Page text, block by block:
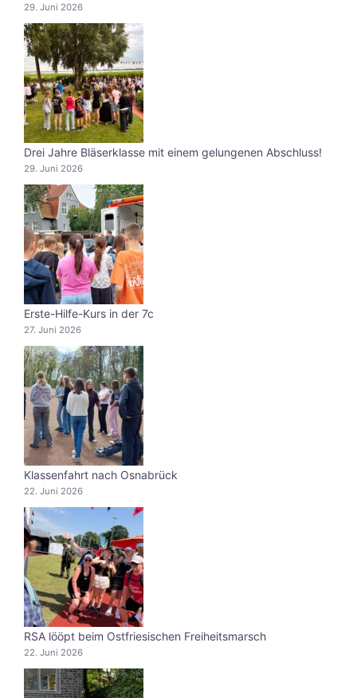
29. Juni 2026
Drei Jahre Bläserklasse mit einem gelungenen Abschluss!
29. Juni 2026
Erste-Hilfe-Kurs in der 7c
27. Juni 2026
Klassenfahrt nach Osnabrück
22. Juni 2026
RSA lööpt beim Ostfriesischen Freiheitsmarsch
22. Juni 2026